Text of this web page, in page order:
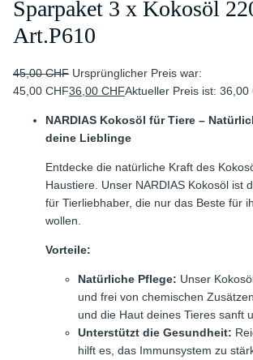
Sparpaket 3 x Kokosöl
Art.P610
45,00CHF Ursprünglicher Preis war:
45,00 CHF36,00 CHFAktueller Preis ist: 36,00
NARDIAS Kokosöl für Tiere –
deine Lieblinge
Entdecke die natürliche Kraft des
Haustiere. Unser NARDIAS Kokosöl ist
für Tierliebhaber, die nur das Beste für
wollen.
Vorteile:
Natürliche Pflege: Unser
und frei von chemischen
und die Haut deines Tieres sanft
Unterstützt die Gesundheit:
hilft es, das Immunsystem zu